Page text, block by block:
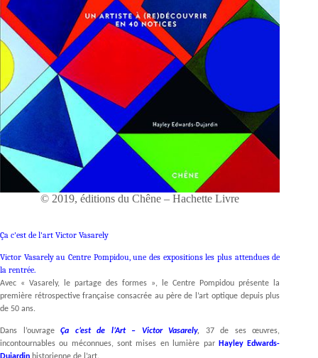
© 2019, éditions du Chêne – Hachette Livre
Ça c'est de l'art Victor Vasarely
Victor Vasarely au Centre Pompidou, une des expositions les plus attendues de
la rentrée.
Avec « Vasarely, le partage des formes », le Centre Pompidou présente la
première rétrospective française consacrée au père de l’art optique depuis plus
de 50 ans.
Dans l’ouvrageÇa c’est de l’Art – Victor Vasarely, 37 de ses œuvres,
incontournables ou méconnues, sont mises en lumière par Hayley Edwards-